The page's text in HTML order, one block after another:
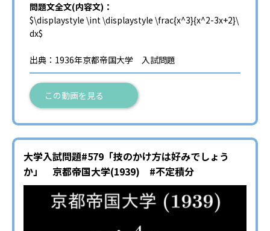
問題文全文(内容文)：
$\displaystyle \int \displaystyle \frac{x^3}{x^2-3x+2}\
dx$
出典：1936年京都帝国大学 入試問題
この動画を見る
大学入試問題#579「技のかけ方は好みでしょう
か」 京都帝国大学(1939) #不定積分